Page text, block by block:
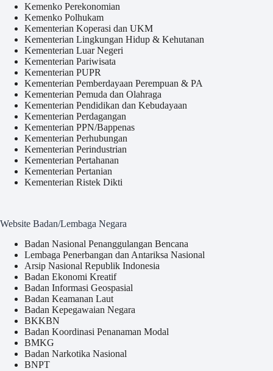
Kemenko Perekonomian
Kemenko Polhukam
Kementerian Koperasi dan UKM
Kementerian Lingkungan Hidup & Kehutanan
Kementerian Luar Negeri
Kementerian Pariwisata
Kementerian PUPR
Kementerian Pemberdayaan Perempuan & PA
Kementerian Pemuda dan Olahraga
Kementerian Pendidikan dan Kebudayaan
Kementerian Perdagangan
Kementerian PPN/Bappenas
Kementerian Perhubungan
Kementerian Perindustrian
Kementerian Pertahanan
Kementerian Pertanian
Kementerian Ristek Dikti
Website Badan/Lembaga Negara
Badan Nasional Penanggulangan Bencana
Lembaga Penerbangan dan Antariksa Nasional
Arsip Nasional Republik Indonesia
Badan Ekonomi Kreatif
Badan Informasi Geospasial
Badan Keamanan Laut
Badan Kepegawaian Negara
BKKBN
Badan Koordinasi Penanaman Modal
BMKG
Badan Narkotika Nasional
BNPT